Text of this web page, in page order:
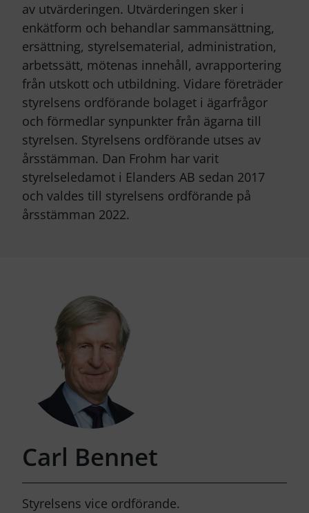
av utvärderingen. Utvärderingen sker i
enkätform och behandlar sammansättning,
ersättning, styrelsematerial, administration,
arbetssätt, mötenas innehåll, avrapportering
från utskott och utbildning. Vidare företräder
styrelsens ordförande bolaget i ägarfrågor
och förmedlar synpunkter från ägarna till
styrelsen. Styrelsens ordförande utses av
årsstämman. Dan Frohm har varit
styrelseledamot i Elanders AB sedan 2017
och valdes till styrelsens ordförande på
årsstämman 2022.
Carl Bennet
Styrelsens vice ordförande.